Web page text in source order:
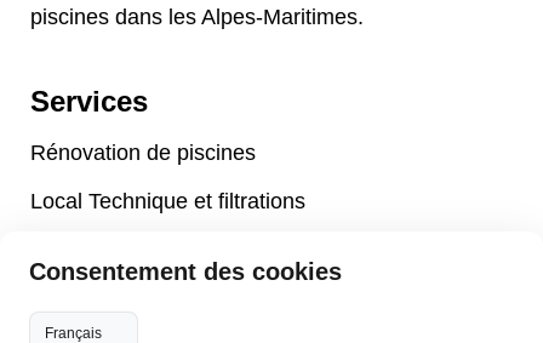
piscines dans les Alpes-Maritimes.
Services
Rénovation de piscines
Local Technique et filtrations
Accessoires piscines
Consentement des cookies